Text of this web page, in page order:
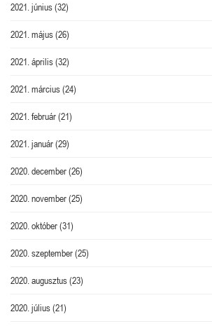
2021. június(32)
2021. május(26)
2021. április(32)
2021. március(24)
2021. február(21)
2021. január(29)
2020. december(26)
2020. november(25)
2020. október(31)
2020. szeptember(25)
2020. augusztus(23)
2020. július(21)